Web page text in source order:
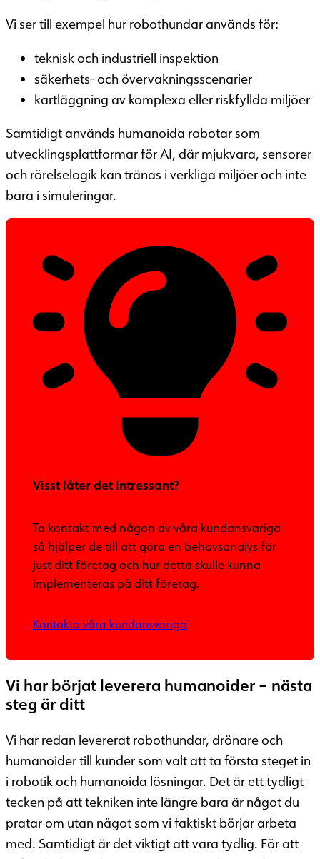
Vi ser till exempel hur robothundar används för:
teknisk och industriell inspektion
säkerhets- och övervakningsscenarier
kartläggning av komplexa eller riskfyllda miljöer
Samtidigt används humanoida robotar som
utvecklingsplattformar för AI, där mjukvara, sensorer
och rörelselogik kan tränas i verkliga miljöer och inte
bara i simuleringar.
Visst låter det intressant?
Ta kontakt med någon av våra kundansvariga
så hjälper de till att göra en behovsanalys för
just ditt företag och hur detta skulle kunna
implementeras på ditt företag.
Kontakta våra kundansvariga
Vi har börjat leverera humanoider – nästa
steg är ditt
Vi har redan levererat robothundar, drönare och
humanoider till kunder som valt att ta första steget in
i robotik och humanoida lösningar. Det är ett tydligt
tecken på att tekniken inte längre bara är något du
pratar om utan något som vi faktiskt börjar arbeta
med. Samtidigt är det viktigt att vara tydlig. För att